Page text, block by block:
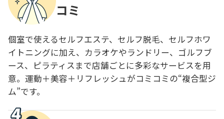
コミ
個室で使えるセルフエステ、セルフ脱毛、セルフホワ
イトニングに加え、カラオケやランドリー、ゴルフブ
ース、ピラティスまで店舗ごとに多彩なサービスを用
意。運動＋美容＋リフレッシュがコミコミの“複合型ジ
ム”です。